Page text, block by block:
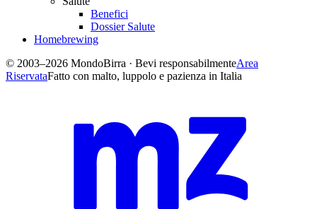
Benefici
Dossier Salute
Homebrewing
© 2003–2026 MondoBirra · Bevi responsabilmenteArea
RiservataFatto con malto, luppolo e pazienza in Italia